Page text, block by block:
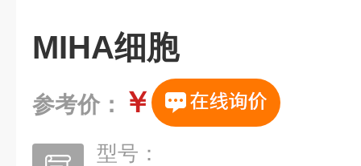
MIHA细胞
参考价： ￥
型号：